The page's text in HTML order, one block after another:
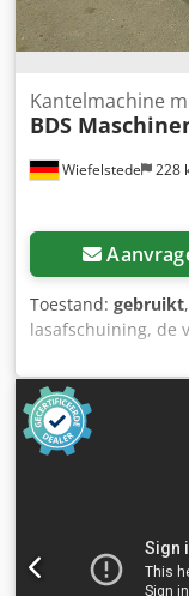
Wiefelstede 228
Kantelmachine
BDS
Toestand: gebruikt
lasafschuining, de
lasafschuining die
de mobiele
Credpfxjd Izt Ro
Afdemlengte: max.
mm -met: